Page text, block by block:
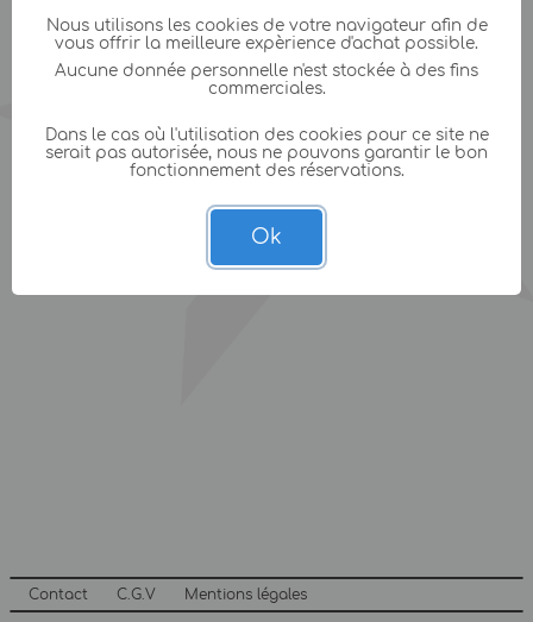
Contact C.G.V Mentions légales
Nous utilisons les cookies de votre navigateur afin de
vous offrir la meilleure expèrience d'achat possible.
Aucune donnée personnelle n'est stockée à des fins
commerciales.
Dans le cas où l'utilisation des cookies pour ce site ne
serait pas autorisée, nous ne pouvons garantir le bon
fonctionnement des réservations.
Ok